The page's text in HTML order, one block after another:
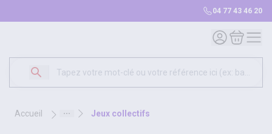
04 77 43 46 20
Mon compte
Mon
accueil jeux collectifs